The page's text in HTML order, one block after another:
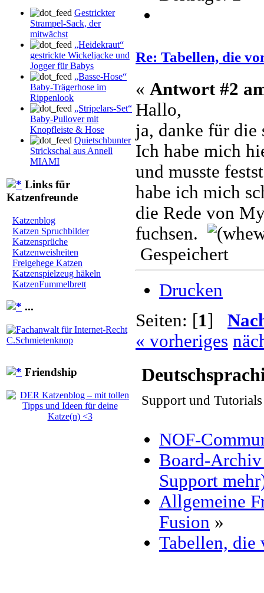
Gestrickter
Strampel-Sack, der
mitwächst
„Heidekraut“
gestrickte Wickeljacke und
Jogger für Babys
„Basse-Hose“
Baby-Trägerhose im
Rippenlook
„Stripelars-Set“
Baby-Pullover mit
Knopfleiste & Hose
Quietschbunter
Strickschal aus Annell
MIAMI
Links für
Katzenfreunde
Katzenblog
Katzen Spruchbilder
Katzensprüche
Katzenweisheiten
Freigehege Katzen
Katzenspielzeug häkeln
KatzenFummelbrett
...
Friendship
Re: Tabellen, die
« Antwort #2
Hallo,
ja, danke für
Ich habe mich
und musste
habe ich mich
die Rede von
fuchsen.
Gespeichert
Drucken
Seiten: [1]
« vorheriges
Support und
NOF-
Board-
Support
Allgemeine
Fusion »
Tabellen, die